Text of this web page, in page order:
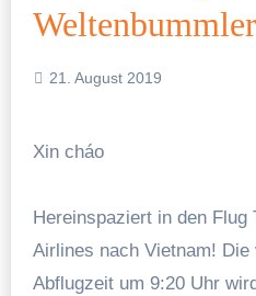
Weltenbummler
21. August 2019
Xin cháo
Hereinspaziert in den Flug
Airlines nach Vietnam!
Abflugzeit um 9:20 Uhr